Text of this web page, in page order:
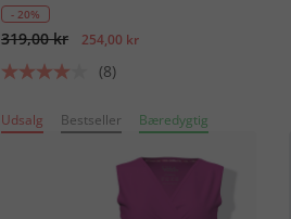
- 20%
319,00 kr 254,00 kr
(8)
Udsalg Bestseller Bæredygtig